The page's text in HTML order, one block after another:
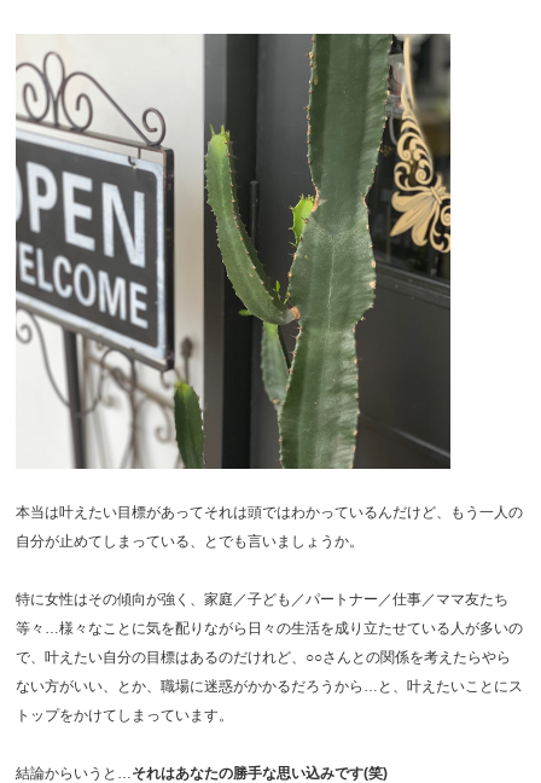
本当は叶えたい目標があってそれは頭ではわかっているんだけど、もう一人の
自分が止めてしまっている、とでも言いましょうか。
特に女性はその傾向が強く、家庭／子ども／パートナー／仕事／ママ友たち
等々…様々なことに気を配りながら日々の生活を成り立たせている人が多いの
で、叶えたい自分の目標はあるのだけれど、○○さんとの関係を考えたらやら
ない方がいい、とか、職場に迷惑がかかるだろうから…と、叶えたいことにス
トップをかけてしまっています。
結論からいうと…それはあなたの勝手な思い込みです(笑)